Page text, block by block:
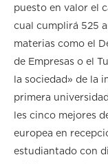
puesto en valor el
cual cumplirá 525
materias como el
de Empresas o el
la sociedad» de la
primera
les cinco mejores
europea en
estudiantado con